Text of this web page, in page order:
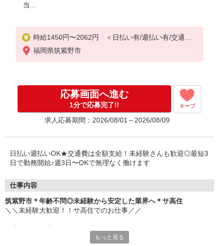
当...
時給1450円〜2062円 ＜日払い有/週払い有/交通費
全支給(ガソリン代含む)＞
福岡県筑紫野市
応募画面へ進む
1分で応募完了!! キープ
求人応募期間：2026/08/01～2026/08/09
日払い週払いOK★交通費は全額支給！未経験さんも歓迎◎最短3
日で勤務開始♪週3日〜OKで無理なく働けます
仕事内容
筑紫野市＊年齢不問◎未経験から安定した業界へ＊サ高住
＼＼未経験大歓迎！！サ高住でのお仕事／／
もっと見る